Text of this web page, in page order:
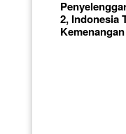
2, Indonesia
Kemenangan